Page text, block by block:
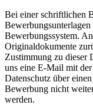
Bei einer schriftlichen
Bewerbungssystem.
Originaldokumente
Zustimmung zu dieser
uns eine E-Mail mit
Datenschutz über
Bewerbung nicht
werden.